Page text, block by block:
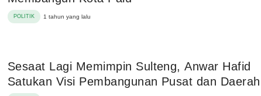
POLITIK 1 tahun yang lalu
Sesaat Lagi Memimpin Sulteng, Anwar Hafid
Satukan Visi Pembangunan Pusat dan Daerah